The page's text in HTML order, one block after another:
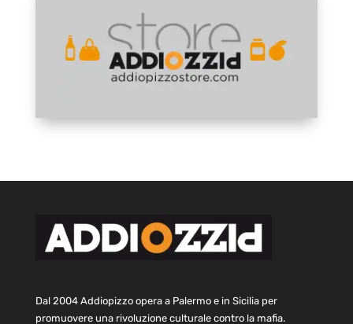
Dal 2004 Addiopizzo opera a Palermo e in Sicilia per
promuovere una rivoluzione culturale contro la mafia.